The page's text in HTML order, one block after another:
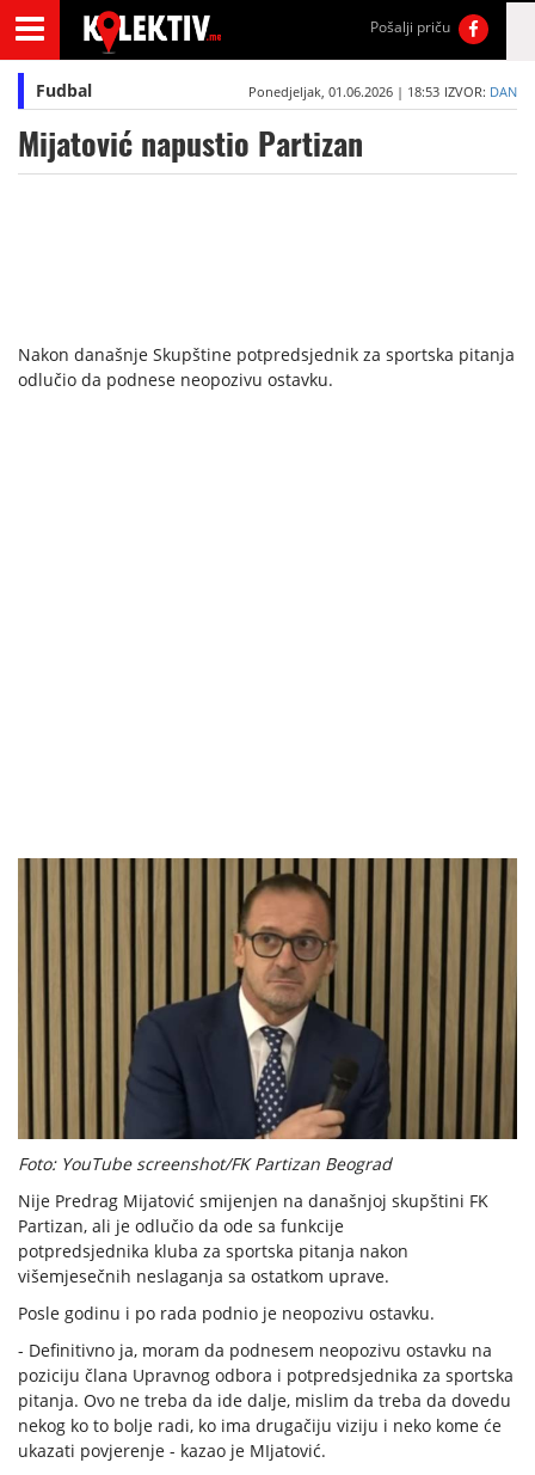
Pošalji priču
Fudbal Ponedjeljak, 01.06.2026 | 18:53 IZVOR: DAN
Mijatović napustio Partizan
Nakon današnje Skupštine potpredsjednik za sportska pitanja
odlučio da podnese neopozivu ostavku.
Foto: YouTube screenshot/FK Partizan Beograd
Nije Predrag Mijatović smijenjen na današnjoj skupštini FK
Partizan, ali je odlučio da ode sa funkcije
potpredsjednika kluba za sportska pitanja nakon
višemjesečnih neslaganja sa ostatkom uprave.
Posle godinu i po rada podnio je neopozivu ostavku.
- Definitivno ja, moram da podnesem neopozivu ostavku na
poziciju člana Upravnog odbora i potpredsjednika za sportska
pitanja. Ovo ne treba da ide dalje, mislim da treba da dovedu
nekog ko to bolje radi, ko ima drugačiju viziju i neko kome će
ukazati povjerenje - kazao je MIjatović.